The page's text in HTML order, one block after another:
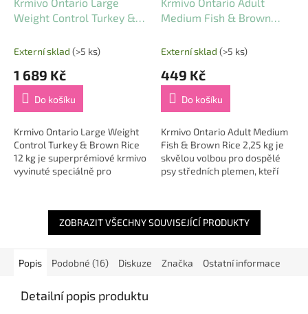
Weight Control Turkey &
Externí sklad (>5 ks)
1 689 Kč
Do košíku
Krmivo Ontario Large Weight
Control Turkey & Brown Rice
12 kg je superprémiové krmivo
vyvinuté speciálně pro
Medium Fish & Brown
Externí sklad (>5 ks)
449 Kč
Do košíku
Krmivo Ontario Adult Medium
Fish & Brown Rice 2,25 kg je
skvělou volbou pro dospělé
psy středních plemen, kteří
každodenní...
ZOBRAZIT VŠECHNY SOUVISEJÍCÍ PRODUKTY
Popis Podobné (16) Diskuze Značka Ostatní informace
Detailní popis produktu